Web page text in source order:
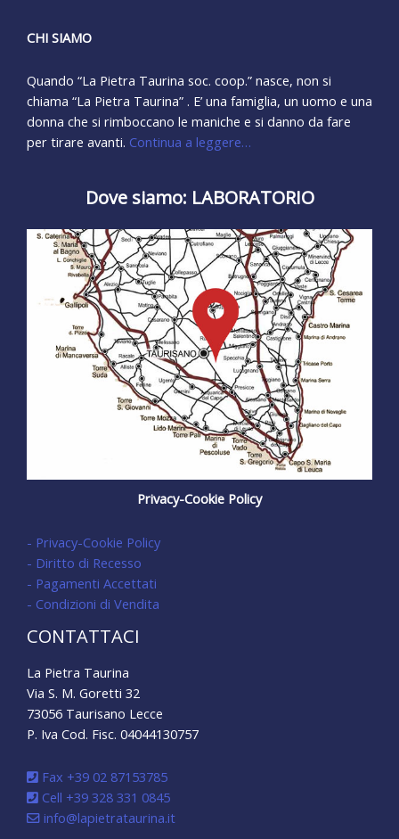
CHI SIAMO
Quando “La Pietra Taurina soc. coop.” nasce, non si
chiama “La Pietra Taurina” . E’ una famiglia, un uomo e una
donna che si rimboccano le maniche e si danno da fare
per tirare avanti. Continua a leggere…
Dove siamo: LABORATORIO
Privacy-Cookie Policy
- Privacy-Cookie Policy
- Diritto di Recesso
- Pagamenti Accettati
- Condizioni di Vendita
CONTATTACI
La Pietra Taurina
Via S. M. Goretti 32
73056 Taurisano Lecce
P. Iva Cod. Fisc. 04044130757
Fax +39 02 87153785
Cell +39 328 331 0845
info@lapietrataurina.it